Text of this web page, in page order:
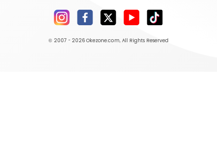
© 2007 - 2026 Okezone.com, All Rights Reserved